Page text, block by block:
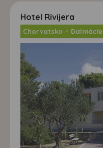
Hotel Rivijera
Chorvatsko > Dalmácie